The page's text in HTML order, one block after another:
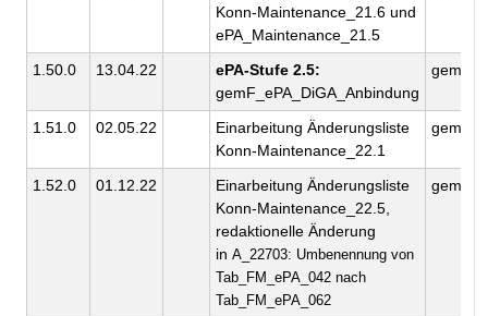
Konn-Maintenance_21.6 und
ePA_Maintenance_21.5
1.50.0 13.04.22
ePA-Stufe 2.5:
gemF_ePA_DiGA_Anbindung
gematik
1.51.0 02.05.22
Einarbeitung Änderungsliste
Konn-Maintenance_22.1
gematik
1.52.0 01.12.22
Einarbeitung Änderungsliste
Konn-Maintenance_22.5,
redaktionelle Änderung
in A_22703: Umbenennung von
Tab_FM_ePA_042 nach
Tab_FM_ePA_062
gematik